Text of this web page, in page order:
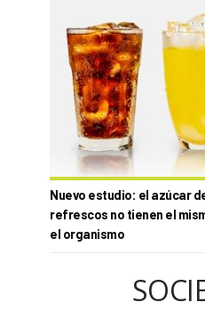
Nuevo estudio: el azúcar
refrescos no tienen el
el organismo